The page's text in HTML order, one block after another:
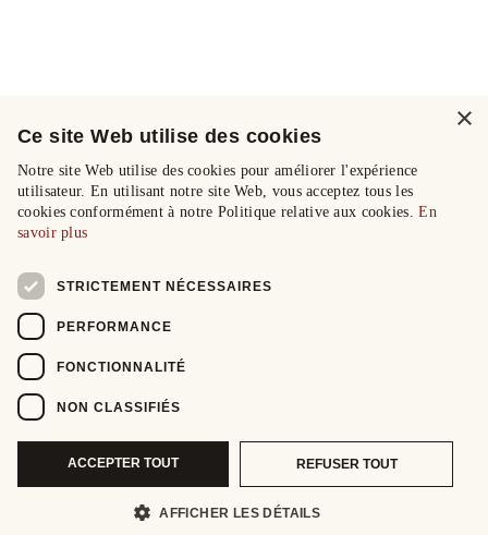
×
Ce site Web utilise des cookies
Notre site Web utilise des cookies pour améliorer l'expérience
utilisateur. En utilisant notre site Web, vous acceptez tous les
cookies conformément à notre Politique relative aux cookies.En
savoir plus
STRICTEMENT NÉCESSAIRES
PERFORMANCE
FONCTIONNALITÉ
NON CLASSIFIÉS
ACCEPTER TOUT REFUSER TOUT
AFFICHER LES DÉTAILS